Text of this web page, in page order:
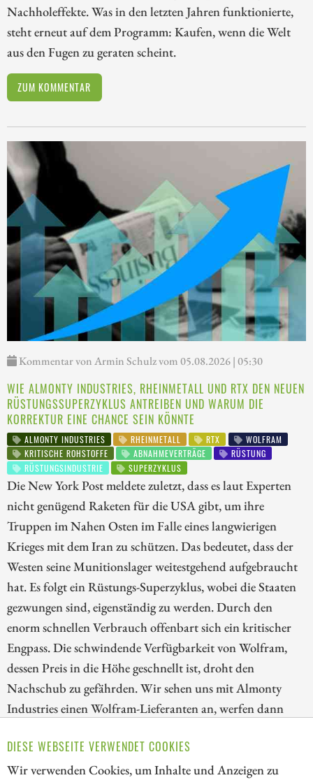
DIESE WEBSEITE VERWENDET COOKIES
Wir verwenden Cookies, um Inhalte und Anzeigen zu
Nachholeffekte. Was in den letzten Jahren funktionierte,
steht erneut auf dem Programm: Kaufen, wenn die Welt
aus den Fugen zu geraten scheint.
ZUM KOMMENTAR
Kommentar von Armin Schulz vom 05.08.2026 | 05:30
WIE ALMONTY INDUSTRIES, RHEINMETALL UND RTX DEN NEUEN
RÜSTUNGSSUPERZYKLUS ANTREIBEN UND WARUM DIE
KORREKTUR EINE CHANCE SEIN KÖNNTE
ALMONTY INDUSTRIES RHEINMETALL RTX
WOLFRAM
KRITISCHE ROHSTOFFE
ABNAHMEVERTRÄGE
RÜSTUNG
RÜSTUNGSINDUSTRIE
SUPERZYKLUS
Die New York Post meldete zuletzt, dass es laut Experten
nicht genügend Raketen für die USA gibt, um ihre
Truppen im Nahen Osten im Falle eines langwierigen
Krieges mit dem Iran zu schützen. Das bedeutet, dass der
Westen seine Munitionslager weitestgehend aufgebraucht
hat. Es folgt ein Rüstungs-Superzyklus, wobei die Staaten
gezwungen sind, eigenständig zu werden. Durch den
enorm schnellen Verbrauch offenbart sich ein kritischer
Engpass. Die schwindende Verfügbarkeit von Wolfram,
dessen Preis in die Höhe geschnellt ist, droht den
Nachschub zu gefährden. Wir sehen uns mit Almonty
Industries einen Wolfram-Lieferanten an, werfen dann
Rüstungsgiganten, und schließen mit RTX, dem
technologischen Leitwolf der US-Raketenindustrie.